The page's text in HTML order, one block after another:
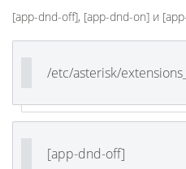
[app-dnd-off], [app-dnd-on] и
/etc/asterisk/
[app-dnd-off]